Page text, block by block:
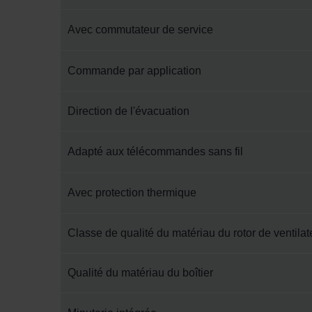
Avec commutateur de service
Commande par application
Direction de l'évacuation
Adapté aux télécommandes sans fil
Avec protection thermique
Classe de qualité du matériau du rotor de
Qualité du matériau du boîtier